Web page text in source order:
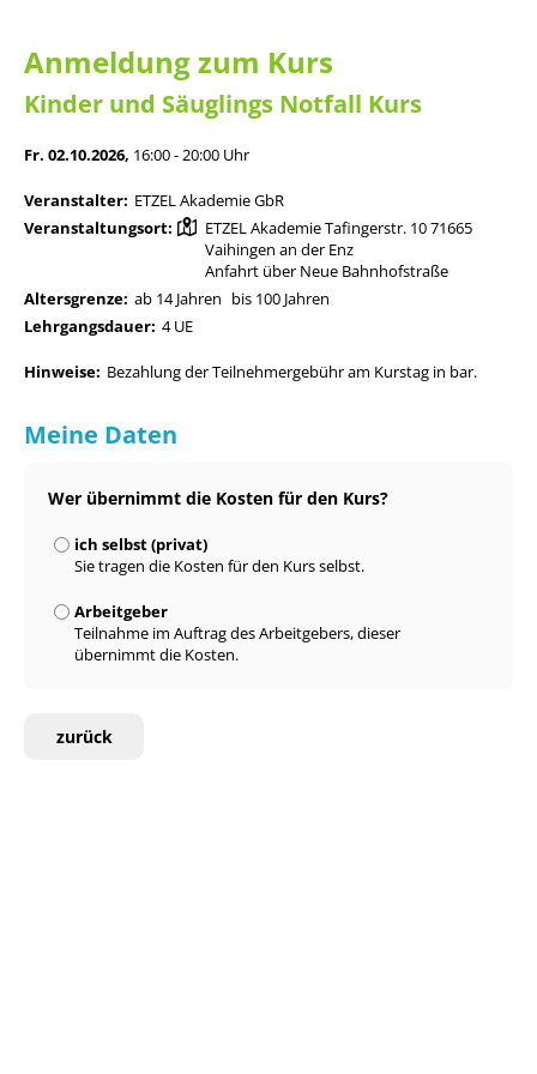
Anmeldung zum Kurs
Kinder und Säuglings Notfall Kurs
Fr. 02.10.2026, 16:00 - 20:00 Uhr
Veranstalter: ETZEL Akademie GbR
Veranstaltungsort:
ETZEL Akademie Tafingerstr. 10 71665
Vaihingen an der Enz
Anfahrt über Neue Bahnhofstraße
Altersgrenze: ab 14 Jahren bis 100 Jahren
Lehrgangsdauer: 4 UE
Hinweise: Bezahlung der Teilnehmergebühr am Kurstag in bar.
Meine Daten
Wer übernimmt die Kosten für den Kurs?
ich selbst (privat)
Sie tragen die Kosten für den Kurs selbst.
Arbeitgeber
Teilnahme im Auftrag des Arbeitgebers, dieser
übernimmt die Kosten.
zurück